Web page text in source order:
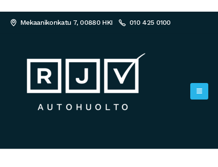
Mekaanikonkatu 7, 00880 HKI 010 425 0100